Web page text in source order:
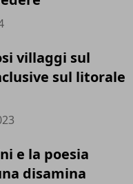
villaggi sul
sul litorale
e la poesia
disamina